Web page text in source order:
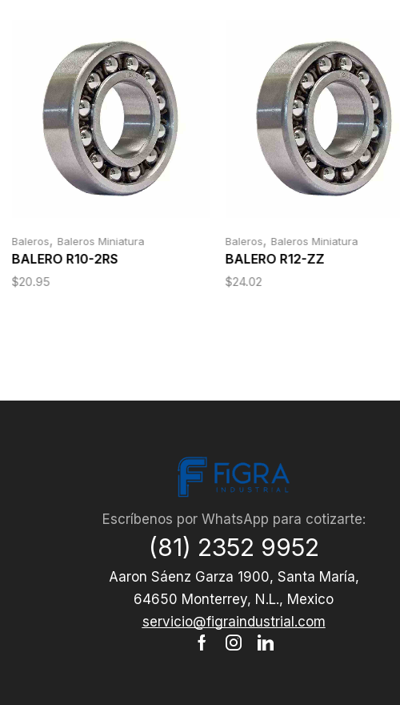
Baleros, Baleros Miniatura
BALERO R10-2RS
$20.95
Baleros, Baleros Miniatura
BALERO R12-ZZ
$24.02
Escríbenos por WhatsApp para cotizarte:
(81) 2352 9952
Aaron Sáenz Garza 1900, Santa María,
64650 Monterrey, N.L., Mexico
servicio@figraindustrial.com